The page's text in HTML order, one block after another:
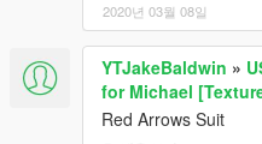
2020년 03월 08일
YTJakeBaldwin »
for Michael
Red Arrows Suit